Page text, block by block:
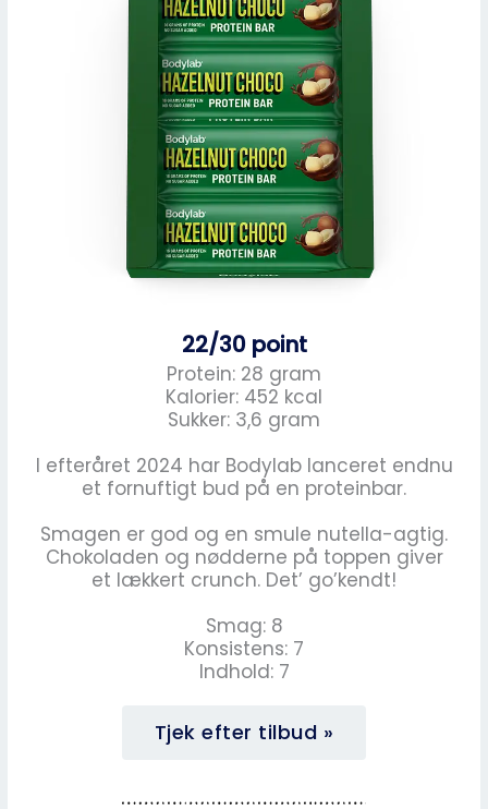
22/30 point
Protein: 28 gram
Kalorier: 452 kcal
Sukker: 3,6 gram
I efteråret 2024 har Bodylab lanceret endnu
et fornuftigt bud på en proteinbar.
Smagen er god og en smule nutella-agtig.
Chokoladen og nødderne på toppen giver
et lækkert crunch. Det’ go’kendt!
Smag: 8
Konsistens: 7
Indhold: 7
Tjek efter tilbud »